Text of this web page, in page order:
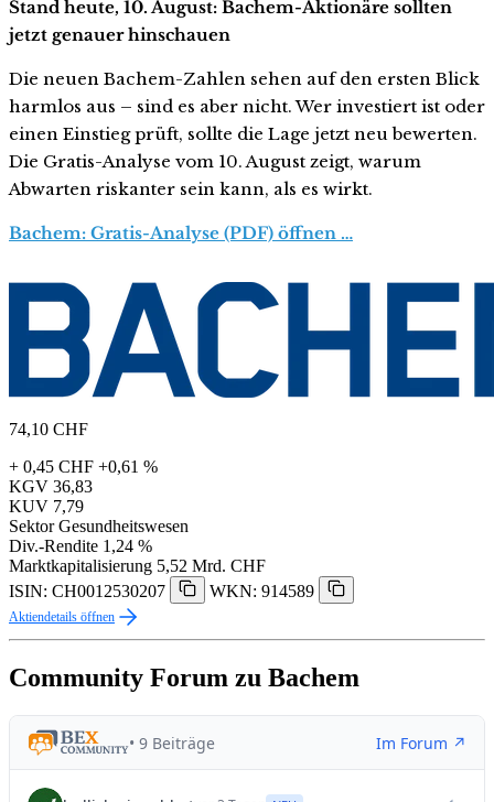
Stand heute, 10. August: Bachem-Aktionäre sollten
jetzt genauer hinschauen
Die neuen Bachem-Zahlen sehen auf den ersten Blick
harmlos aus – sind es aber nicht. Wer investiert ist oder
einen Einstieg prüft, sollte die Lage jetzt neu bewerten.
Die Gratis-Analyse vom 10. August zeigt, warum
Abwarten riskanter sein kann, als es wirkt.
Bachem: Gratis-Analyse (PDF) öffnen …
74,10 CHF
+ 0,45 CHF +0,61 %
KGV 36,83
KUV 7,79
Sektor Gesundheitswesen
Div.-Rendite 1,24 %
Marktkapitalisierung 5,52 Mrd. CHF
ISIN: CH0012530207
WKN: 914589
Aktiendetails öffnen
Community Forum zu Bachem